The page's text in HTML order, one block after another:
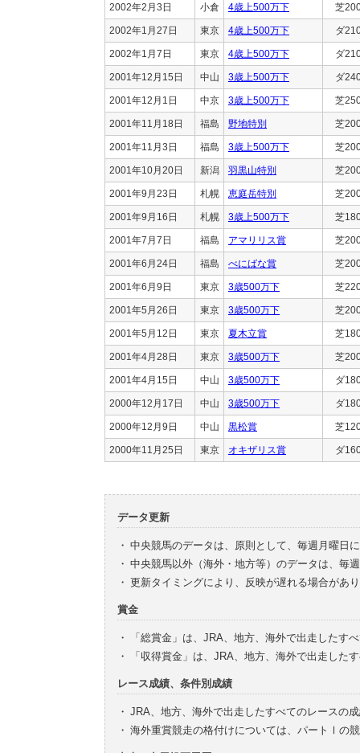
2002年2月3日 小倉 4歳上500万下 芝
2002年1月27日 東京 4歳上500万下 ダ
2002年1月7日 東京 4歳上500万下 ダ
2001年12月15日 中山 3歳上500万下 ダ
2001年12月1日 中京 3歳上500万下 芝
2001年11月18日 福島 野地特別 芝
2001年11月3日 福島 3歳上500万下 芝
2001年10月20日 新潟 羽黒山特別 芝
2001年9月23日 札幌 恵庭岳特別 芝
2001年9月16日 札幌 3歳上500万下 芝
2001年7月7日 福島 アマリリス賞 芝
2001年6月24日 福島 べにばな賞 芝
2001年6月9日 東京 3歳500万下 芝
2001年5月26日 東京 3歳500万下 芝
2001年5月12日 東京 夏木立賞 芝
2001年4月28日 東京 3歳500万下 芝
2001年4月15日 中山 3歳500万下 ダ
2000年12月17日 中山 3歳500万下 ダ
2000年12月9日 中山 黒松賞 芝
2000年11月25日 東京 オキザリス賞 ダ
データ更新
・ 中央競馬のデータは、原則として、毎週月曜日
・ 中央競馬以外（海外・地方等）のデータは、毎
・ 更新タイミングにより、反映が遅れる場合があ
賞金
・
「総賞金」は、JRA、地方、海外で出走したす
・
「収得賞金」は、JRA、地方、海外で出走した
レース成績、条件別成績
・ JRA、地方、海外で出走したすべてのレースの
・ 海外重賞競走の格付けについては、パートⅠの